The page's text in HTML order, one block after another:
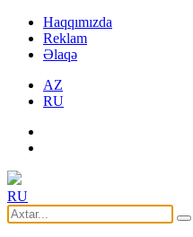
Haqqımızda
Reklam
Əlaqə
AZ
RU
RU